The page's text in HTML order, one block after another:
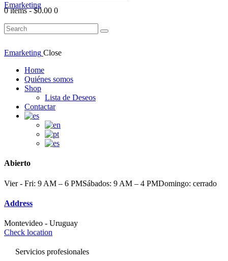
Emarketing
0 items-$0.00 0
Emarketing Close
Home
Quiénes somos
Shop
Lista de Deseos
Contactar
Abierto
Vier - Fri: 9 AM – 6 PMSábados: 9 AM – 4 PMDomingo: cerrado
Address
Montevideo - Uruguay
Check location
Servicios profesionales